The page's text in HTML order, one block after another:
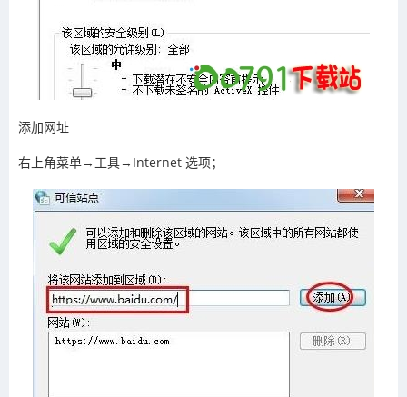
添加网址
右上角菜单→工具→Internet 选项；